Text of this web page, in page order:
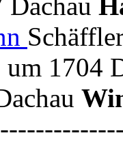
1704